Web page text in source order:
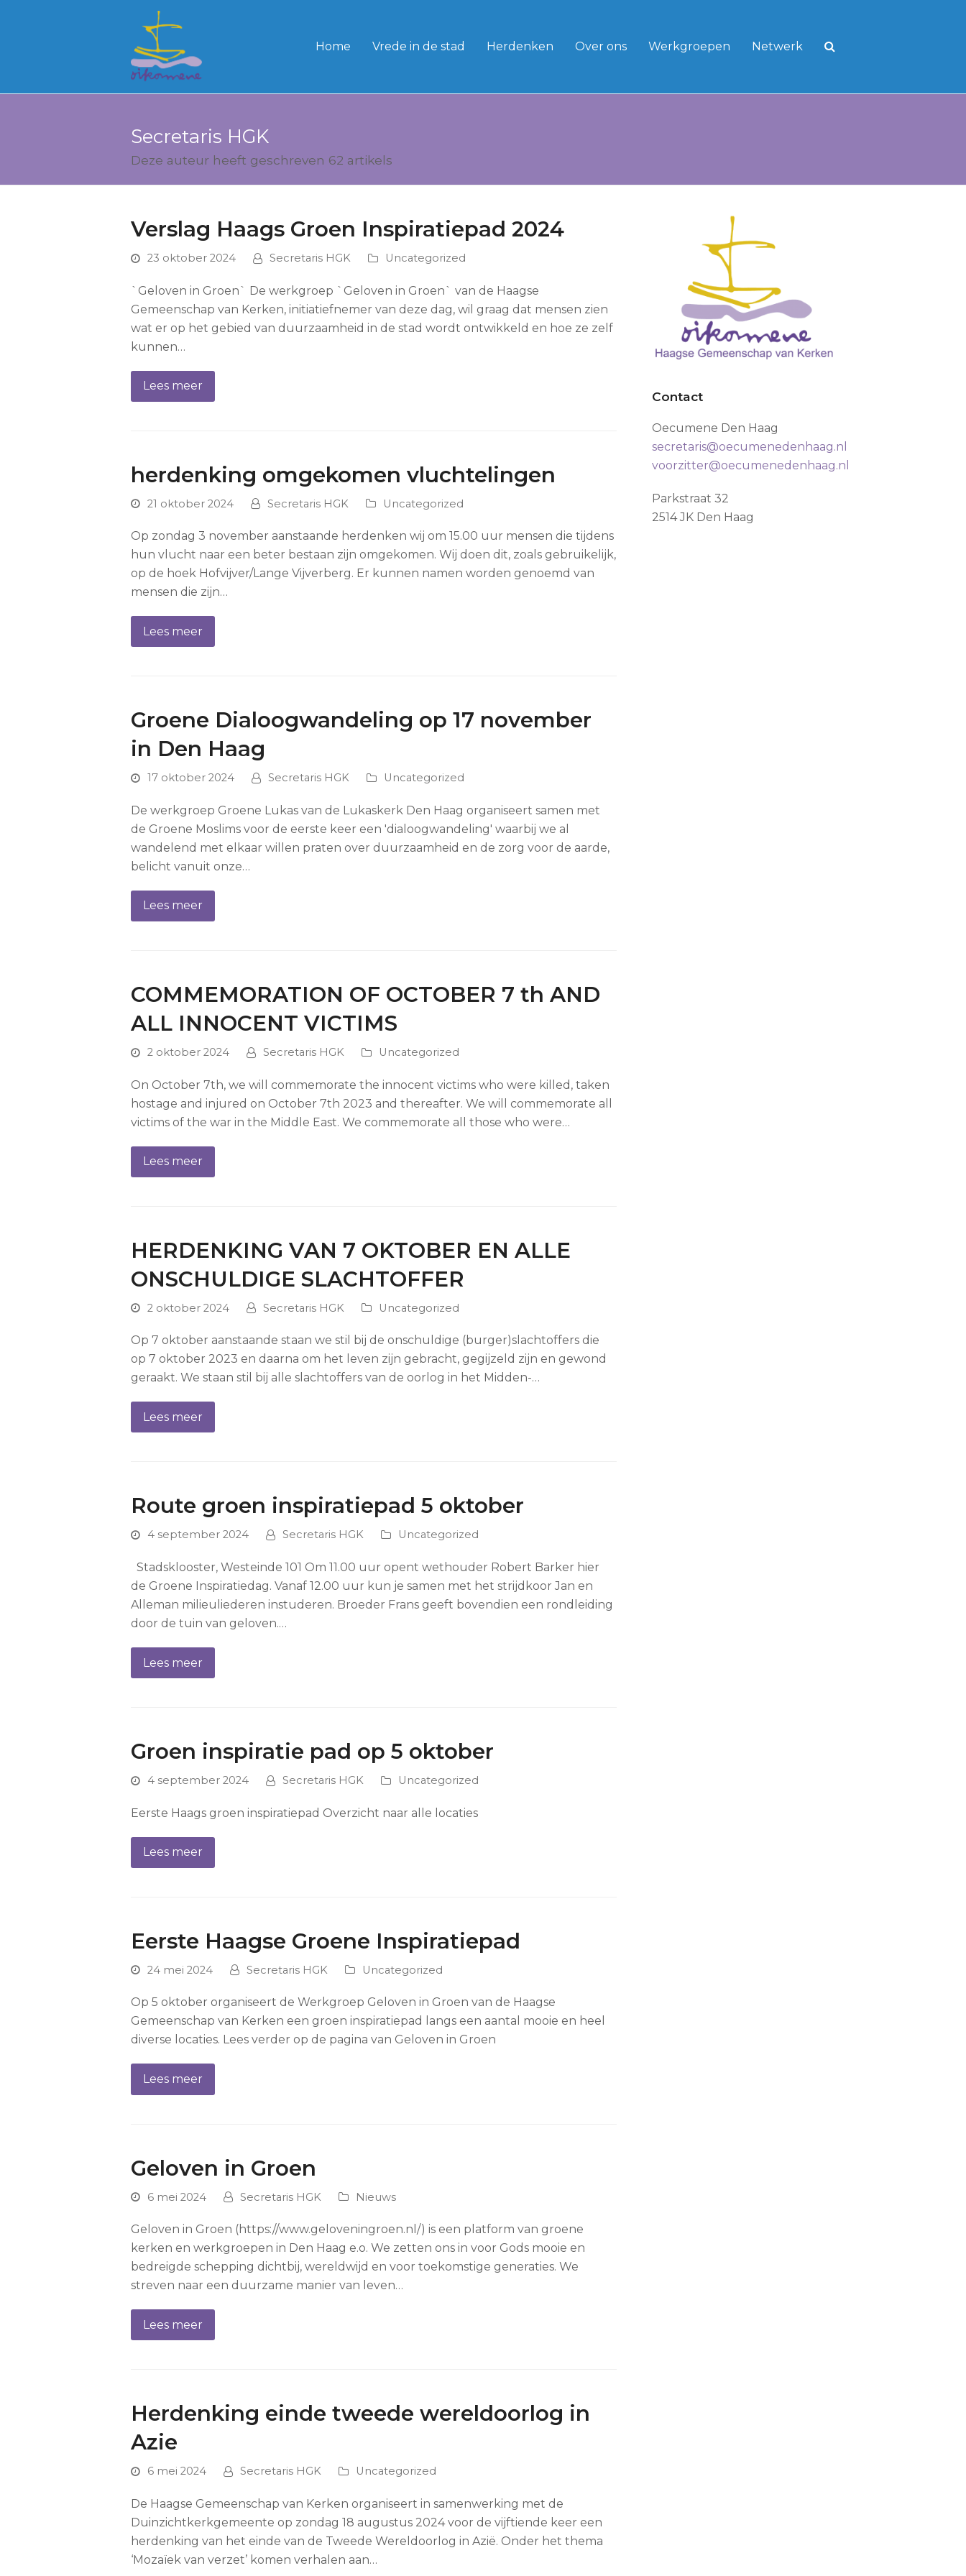
Home Vrede in de stad Herdenken Over ons Werkgroepen Netwerk
Secretaris HGK
Deze auteur heeft geschreven 62 artikels
Verslag Haags Groen Inspiratiepad 2024
23 oktober 2024 Secretaris HGK Uncategorized
`Geloven in Groen` De werkgroep `Geloven in Groen` van de Haagse
Gemeenschap van Kerken, initiatiefnemer van deze dag, wil graag dat mensen zien
wat er op het gebied van duurzaamheid in de stad wordt ontwikkeld en hoe ze zelf
kunnen…
Lees meer
herdenking omgekomen vluchtelingen
21 oktober 2024 Secretaris HGK Uncategorized
Op zondag 3 november aanstaande herdenken wij om 15.00 uur mensen die tijdens
hun vlucht naar een beter bestaan zijn omgekomen. Wij doen dit, zoals gebruikelijk,
op de hoek Hofvijver/Lange Vijverberg. Er kunnen namen worden genoemd van
mensen die zijn…
Lees meer
Groene Dialoogwandeling op 17 november
in Den Haag
17 oktober 2024 Secretaris HGK Uncategorized
De werkgroep Groene Lukas van de Lukaskerk Den Haag organiseert samen met
de Groene Moslims voor de eerste keer een 'dialoogwandeling' waarbij we al
wandelend met elkaar willen praten over duurzaamheid en de zorg voor de aarde,
belicht vanuit onze…
Lees meer
COMMEMORATION OF OCTOBER 7 th AND
ALL INNOCENT VICTIMS
2 oktober 2024 Secretaris HGK Uncategorized
On October 7th, we will commemorate the innocent victims who were killed, taken
hostage and injured on October 7th 2023 and thereafter. We will commemorate all
victims of the war in the Middle East. We commemorate all those who were…
Lees meer
HERDENKING VAN 7 OKTOBER EN ALLE
ONSCHULDIGE SLACHTOFFER
2 oktober 2024 Secretaris HGK Uncategorized
Op 7 oktober aanstaande staan we stil bij de onschuldige (burger)slachtoffers die
op 7 oktober 2023 en daarna om het leven zijn gebracht, gegijzeld zijn en gewond
geraakt. We staan stil bij alle slachtoffers van de oorlog in het Midden-…
Lees meer
Route groen inspiratiepad 5 oktober
4 september 2024 Secretaris HGK Uncategorized
Stadsklooster, Westeinde 101 Om 11.00 uur opent wethouder Robert Barker hier
de Groene Inspiratiedag. Vanaf 12.00 uur kun je samen met het strijdkoor Jan en
Alleman milieuliederen instuderen. Broeder Frans geeft bovendien een rondleiding
door de tuin van geloven.…
Lees meer
Groen inspiratie pad op 5 oktober
4 september 2024 Secretaris HGK Uncategorized
Eerste Haags groen inspiratiepad Overzicht naar alle locaties
Lees meer
Eerste Haagse Groene Inspiratiepad
24 mei 2024 Secretaris HGK Uncategorized
Op 5 oktober organiseert de Werkgroep Geloven in Groen van de Haagse
Gemeenschap van Kerken een groen inspiratiepad langs een aantal mooie en heel
diverse locaties. Lees verder op de pagina van Geloven in Groen
Lees meer
Geloven in Groen
6 mei 2024 Secretaris HGK Nieuws
Geloven in Groen (https://www.geloveningroen.nl/) is een platform van groene
kerken en werkgroepen in Den Haag e.o. We zetten ons in voor Gods mooie en
bedreigde schepping dichtbij, wereldwijd en voor toekomstige generaties. We
streven naar een duurzame manier van leven…
Lees meer
Herdenking einde tweede wereldoorlog in
Azie
6 mei 2024 Secretaris HGK Uncategorized
De Haagse Gemeenschap van Kerken organiseert in samenwerking met de
Duinzichtkerkgemeente op zondag 18 augustus 2024 voor de vijftiende keer een
herdenking van het einde van de Tweede Wereldoorlog in Azië. Onder het thema
‘Mozaïek van verzet’ komen verhalen aan…
Contact
Oecumene Den Haag
secretaris@oecumenedenhaag.nl
voorzitter@oecumenedenhaag.nl
Parkstraat 32
2514 JK Den Haag